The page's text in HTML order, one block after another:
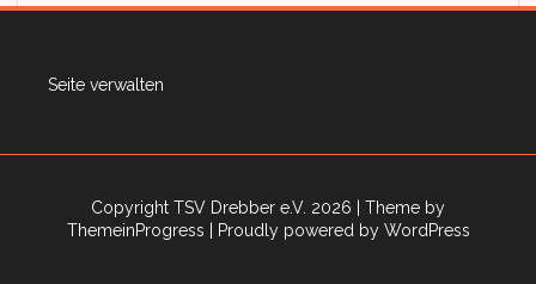
Seite verwalten
Copyright TSV Drebber e.V. 2026
| Theme by
ThemeinProgress
| Proudly powered by WordPress